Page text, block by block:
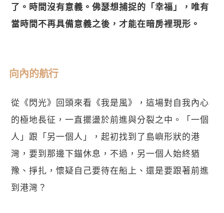
了。時間沒有意義。佛瑟想捕捉的「幸福」，唯有
當時間不再具備意義之後，才能在暗房裡現形。
向內的航行
從《閃光》回頭來看《我是風》，這場對自我內心
的極地長征，一直擺盪於前進與分裂之中。「一個
人」跟「另一個人」，起初找到了島嶼形狀的港
灣，要到那邊下錨休息，不過，另一個人始終猶
豫、掙扎，懷疑自己要待在船上、還是要跟著前進
到港灣？
關閉